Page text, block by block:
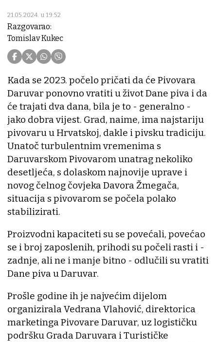
21.05.2024. u 19:52
Razgovarao:
Tomislav Kukec
Kada se 2023. počelo pričati da će Pivovara
Daruvar ponovno vratiti u život Dane piva i da
će trajati dva dana, bila je to - generalno -
jako dobra vijest. Grad, naime, ima najstariju
pivovaru u Hrvatskoj, dakle i pivsku tradiciju.
Unatoč turbulentnim vremenima s
Daruvarskom Pivovarom unatrag nekoliko
desetljeća, s dolaskom najnovije uprave i
novog čelnog čovjeka Davora Žmegača,
situacija s pivovarom se počela polako
stabilizirati.
Proizvodni kapaciteti su se povećali, povećao
se i broj zaposlenih, prihodi su počeli rasti i -
zadnje, ali ne i manje bitno - odlučili su vratiti
Dane piva u Daruvar.
Prošle godine ih je najvećim dijelom
organizirala Vedrana Vlahović, direktorica
marketinga Pivovare Daruvar, uz logističku
podršku Grada Daruvara i Turističke